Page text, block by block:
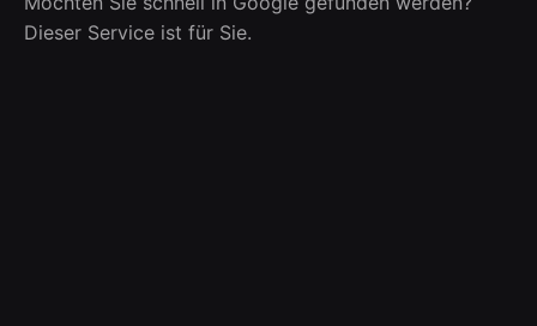
Dieser Service ist für Sie.